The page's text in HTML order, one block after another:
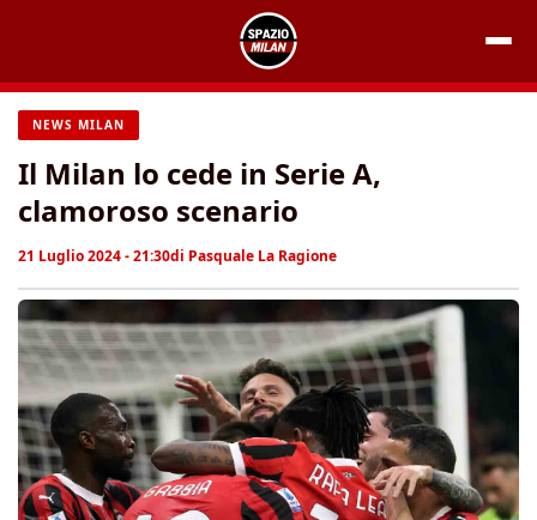
contenuto
NEWS MILAN
Il Milan lo cede in Serie A,
clamoroso scenario
21 Luglio 2024 - 21:30di Pasquale La Ragione